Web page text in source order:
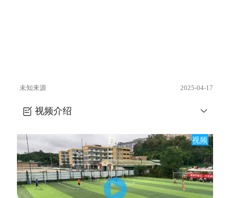
未知来源 2025-04-17
视频介绍
视频